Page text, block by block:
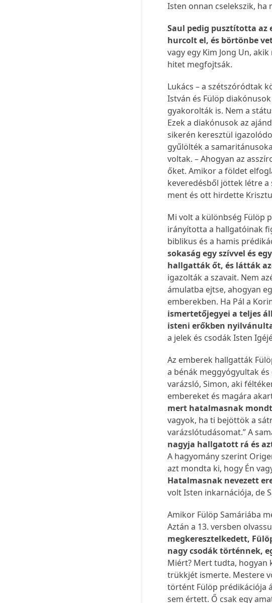
Isten onnan cselekszik,
Saul pedig pusztította
hurcolt el, és börtönbe
vagy egy Kim Jong Un,
hitet megfojtsák.
Lukács – a szétszóródtak
István és Fülöp
gyakorolták is. Nem a
Ezek a diakónusok az
sikerén keresztül
gyűlölték a
voltak. – Ahogyan az
őket. Amikor a földet
keveredésből jöttek létre
ment és ott hirdette
Mi volt a különbség Fülöp
irányította a hallgatóinak
biblikus és a hamis
sokaság egy szívvel és
hallgatták őt, és látták
igazolták a szavait. Nem
ámulatba ejtse, ahogyan
emberekben. Ha Pál a
ismertetőjegyei a teljes
isteni erőkben
a jelek és csodák Isten
Az emberek hallgatták
a bénák meggyógyultak
varázsló, Simon, aki
embereket és magára
mert hatalmasnak
vagyok, ha ti bejöttök a
varázslótudásomat.” A
nagyja hallgatott rá és
A hagyomány szerint
azt mondta ki, hogy Én
Hatalmasnak nevezett
volt Isten inkarnációja, de
Amikor Fülöp Samáriába
Aztán a 13. versben
megkeresztelkedett,
nagy csodák történnek,
Miért? Mert tudta, hogyan
trükkjét ismerte. Mestere
történt Fülöp prédikációja
sem értett. Ő csak egy